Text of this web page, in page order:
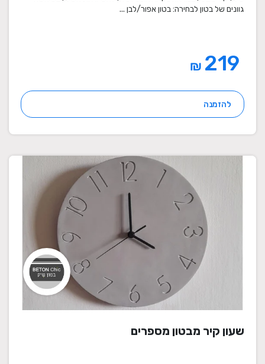
גוונים של בטון לבחירה: בטון אפור/לבן ...
₪
להזמנה
שעון קיר מבטון מספרים